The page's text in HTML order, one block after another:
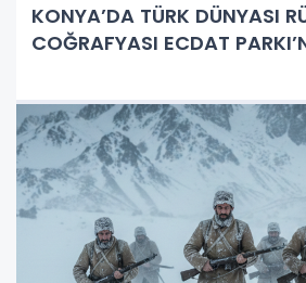
KONYA’DA TÜRK DÜNYASI
COĞRAFYASI ECDAT